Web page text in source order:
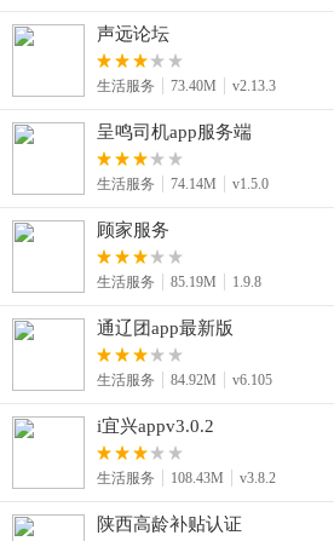
声远论坛
生活服务 73.40M v2.13.3
呈鸣司机app服务端
生活服务 74.14M v1.5.0
顾家服务
生活服务 85.19M 1.9.8
通辽团app最新版
生活服务 84.92M v6.105
i宜兴appv3.0.2
生活服务 108.43M v3.8.2
陕西高龄补贴认证